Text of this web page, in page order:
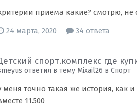
приема какие? смотрю, не
24 марта, 2020 34 ответа
спорт.комплекс где
ответил в тему Mixail26 вСпорт
меня точно такая же история, как
11.500